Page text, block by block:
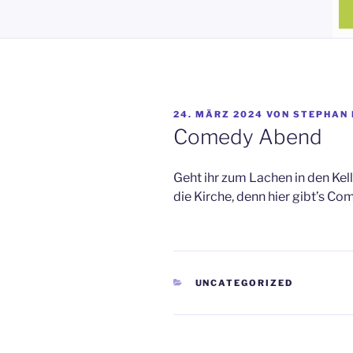
VERÖFFENTLICHT
AM
24. MÄRZ 2024 VON STEPHAN
Comedy Abend
Geht ihr zum Lachen in den
die Kirche, denn hier gibt’s
KATEGORIEN
UNCATEGORIZED